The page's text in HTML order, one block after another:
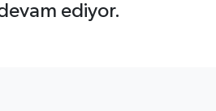
ediyor.